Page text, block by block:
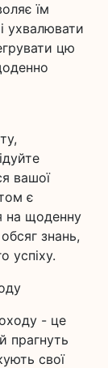
їм
ухвалювати
цю
вашої
є
на щоденну
знань,
успіху.
- це
прагнуть
свої